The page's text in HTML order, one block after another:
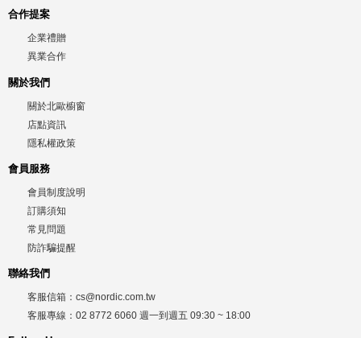
合作提案
企業禮贈
異業合作
關於我們
關於北歐櫥窗
店點資訊
隱私權政策
會員服務
會員制度說明
訂購須知
常見問題
防詐騙提醒
聯絡我們
客服信箱： cs@nordic.com.tw
客服專線： 02 8772 6060 週一到週五 09:30 ~ 18:00